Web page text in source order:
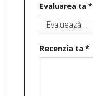
Evaluarea ta *
Recenzia ta *